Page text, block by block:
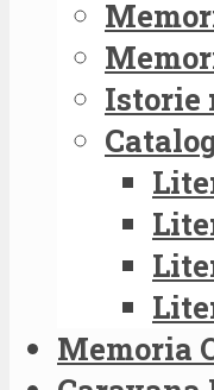
Istorie
Memoria